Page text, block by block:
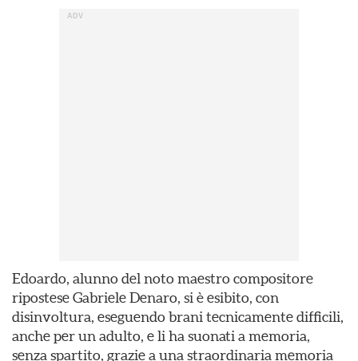
Edoardo, alunno del noto maestro compositore
ripostese Gabriele Denaro, si è esibito, con
disinvoltura, eseguendo brani tecnicamente difficili,
anche per un adulto, e li ha suonati a memoria,
senza spartito, grazie a una straordinaria memoria